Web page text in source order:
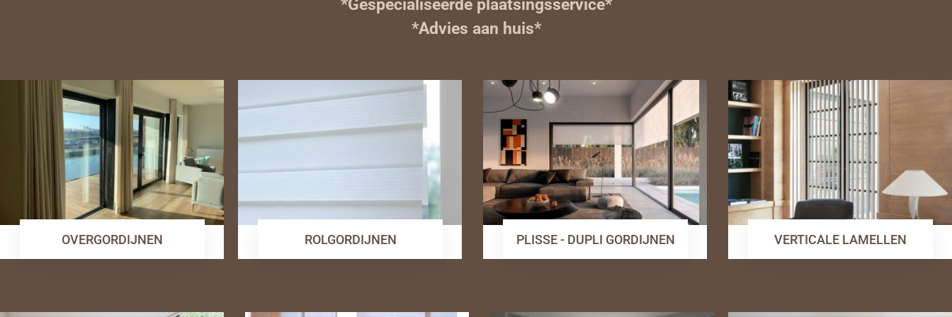
*Gespecialiseerde plaatsingsservice*
*Advies aan huis*
OVERGORDIJNEN ROLGORDIJNEN PLISSE - DUPLI GORDIJNEN VERTICALE LAMELLEN